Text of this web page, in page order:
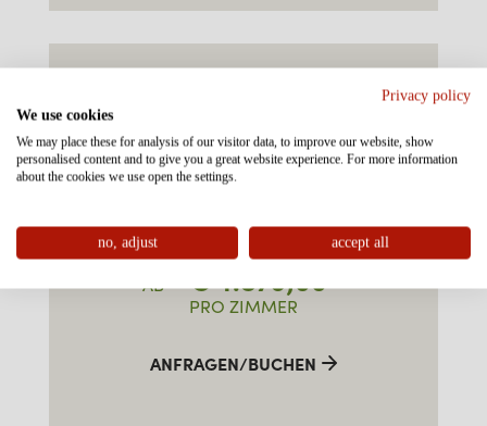
ca. 55m²
AB €4.879,00
PRO ZIMMER
ANFRAGEN/BUCHEN
Privacy policy
We use cookies
We may place these for analysis of our visitor data, to improve our website, show
personalised content and to give you a great website experience. For more information
about the cookies we use open the settings.
no, adjust accept all